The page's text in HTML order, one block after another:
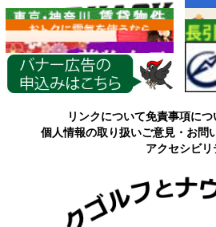
各種情報
リンクについて免責事項につ
個人情報の取り扱いご意見・お問
アクセシビリ